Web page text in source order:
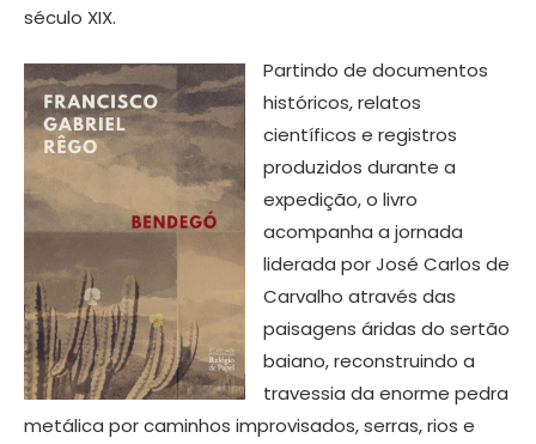
século XIX.
Partindo de documentos
históricos, relatos
científicos e registros
produzidos durante a
expedição, o livro
acompanha a jornada
liderada por José Carlos de
Carvalho através das
paisagens áridas do sertão
baiano, reconstruindo a
travessia da enorme pedra
metálica por caminhos improvisados, serras, rios e